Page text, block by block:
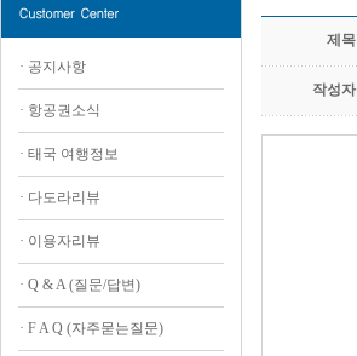
· 공지사항
· 항공권소식
· 태국 여행정보
· 다도라리뷰
· 이용자리뷰
· Q & A (질문/답변)
· F A Q (자주묻는질문)
제목
작성자